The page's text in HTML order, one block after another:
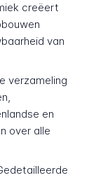
creëert
van
verzameling
en
over alle